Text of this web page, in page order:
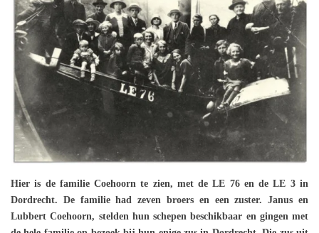
Hier is de familie Coehoorn te zien, met de LE 76 en de LE 3 in
Dordrecht. De familie had zeven broers en een zuster. Janus en
Lubbert Coehoorn, stelden hun schepen beschikbaar en gingen met